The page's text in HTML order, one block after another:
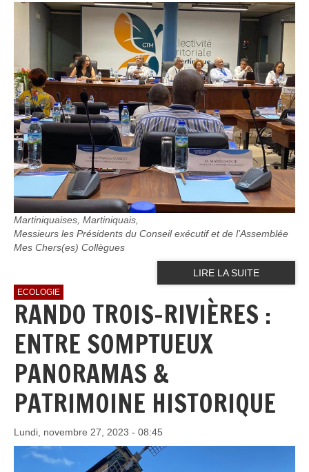
Martiniquaises, Martiniquais,
Messieurs les Présidents du Conseil exécutif et de l’Assemblée
Mes Chers(es) Collègues
LIRE LA SUITE
ECOLOGIE
RANDO TROIS-RIVIÈRES :
ENTRE SOMPTUEUX
PANORAMAS &
PATRIMOINE HISTORIQUE
Lundi, novembre 27, 2023 - 08:45